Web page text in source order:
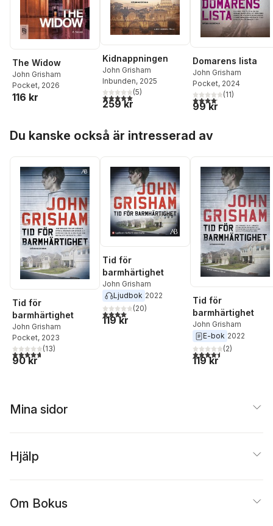
The Widow
John Grisham
Pocket, 2026
116 kr
Kidnappningen
John Grisham
Inbunden, 2025
5,0utav 5 stjärnor. Totalt antal röster:
(5)
259 kr
Domarens lista
John Grisham
Pocket, 2024
4,1utav 5 stjärnor.
(11)
99 kr
Du kanske också är intresserad av
Tid för
barmhärtighet
John Grisham
Pocket, 2023
4,7utav 5 stjärnor. Totalt antal röster:
(13)
90 kr
Tid för
barmhärtighet
John Grisham
Ljudbok 2022
4,0utav 5 stjärnor. Totalt antal röster:
(20)
119 kr
Tid för
barmhärtighet
John Grisham
E-bok 2022
4,5utav 5 stjärnor.
(2)
119 kr
Mina sidor
Hjälp
Om Bokus